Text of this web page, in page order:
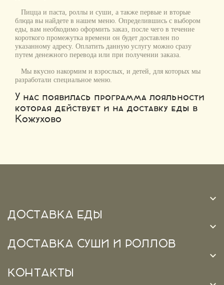
Пицца и паста, роллы и суши, а также первые и вторые
блюда вы найдете в нашем меню. Определившись с выбором
еды, вам необходимо оформить заказ, после чего в течение
короткого промежутка времени он будет доставлен по
указанному адресу. Оплатить данную услугу можно сразу
путем денежного перевода или при получении заказа.
Мы вкусно накормим и взрослых, и детей, для которых мы
разработали специальное меню.
У нас появилась программа лояльности
которая действует и на доставку еды в
Кожухово

ДОСТАВКА ЕДЫ

ДОСТАВКА СУШИ И РОЛЛОВ

КОНТАКТЫ